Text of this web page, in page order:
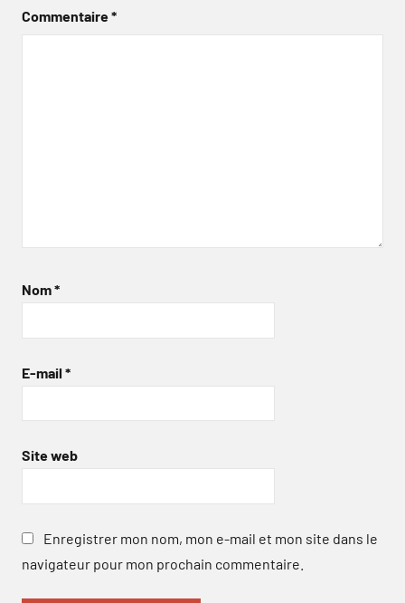
Commentaire*
Nom*
E-mail *
Site web
Enregistrer mon nom, mon e-mail et mon site dans le
navigateur pour mon prochain commentaire.